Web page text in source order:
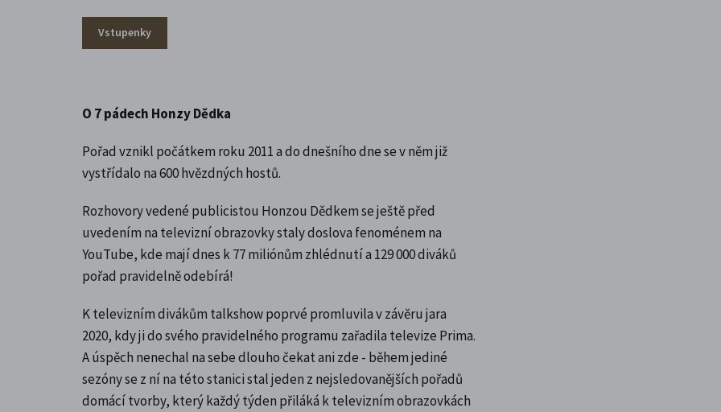
Vstupenky
O 7 pádech Honzy Dědka
Pořad vznikl počátkem roku 2011 a do dnešního dne se v něm již
vystřídalo na 600 hvězdných hostů.
Rozhovory vedené publicistou Honzou Dědkem se ještě před
uvedením na televizní obrazovky staly doslova fenoménem na
YouTube, kde mají dnes k 77 miliónům zhlédnutí a 129 000 diváků
pořad pravidelně odebírá!
K televizním divákům talkshow poprvé promluvila v závěru jara
2020, kdy ji do svého pravidelného programu zařadila televize Prima.
A úspěch nenechal na sebe dlouho čekat ani zde - během jediné
sezóny se z ní na této stanici stal jeden z nejsledovanějších pořadů
domácí tvorby, který každý týden přiláká k televizním obrazovkách